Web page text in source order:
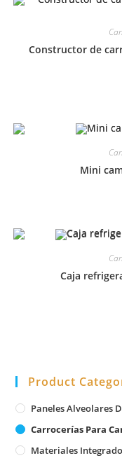
Constructor de
Mini
Caja
Product
Paneles Alveolares
Carrocerías Para
Materiales